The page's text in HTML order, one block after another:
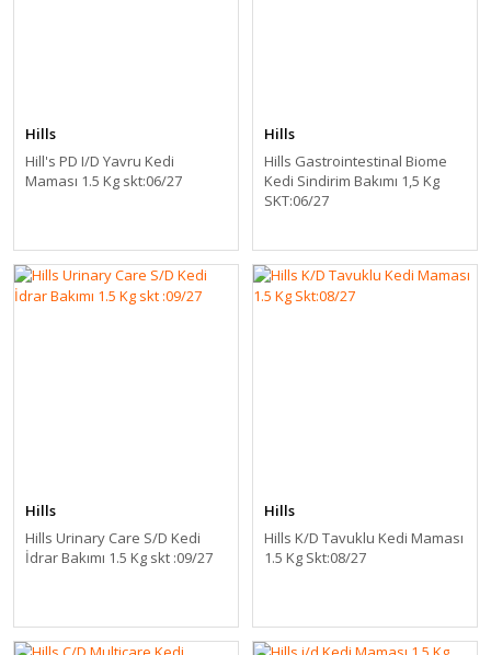
Hills
Hill's PD I/D Yavru Kedi
Maması 1.5 Kg skt:06/27
Hills
Hills Gastrointestinal Biome
Kedi Sindirim Bakımı 1,5 Kg
SKT:06/27
Hills
Hills Urinary Care S/D Kedi
İdrar Bakımı 1.5 Kg skt :09/27
Hills
Hills K/D Tavuklu Kedi Maması
1.5 Kg Skt:08/27